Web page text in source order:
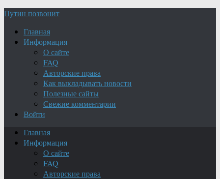
Путин позвонит
Главная
Информация
О сайте
FAQ
Авторские права
Как выкладывать новости
Полезные сайты
Свежие комментарии
Войти
Главная
Информация
О сайте
FAQ
Авторские права